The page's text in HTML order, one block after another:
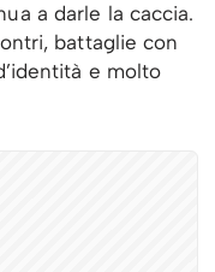
a darle la caccia.
battaglie con
e molto